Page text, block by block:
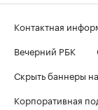
Контактная
Вечерний РБК
Скрыть баннеры
Корпоративная